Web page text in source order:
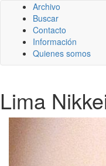
Archivo
Buscar
Contacto
Información
Quienes somos
Lima